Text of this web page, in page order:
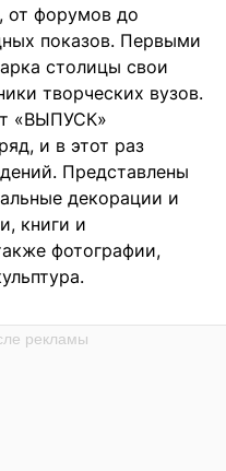
от форумов до
показов. Первыми
столицы свои
творческих вузов.
«ВЫПУСК»
и в этот раз
Представлены
декорации и
книги и
фотографии,